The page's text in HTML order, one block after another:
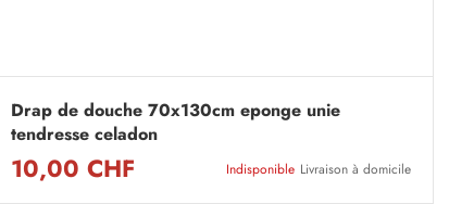
Drap de douche 70x130cm eponge unie
tendresse celadon
10,00 CHF Indisponible Livraison à domicile